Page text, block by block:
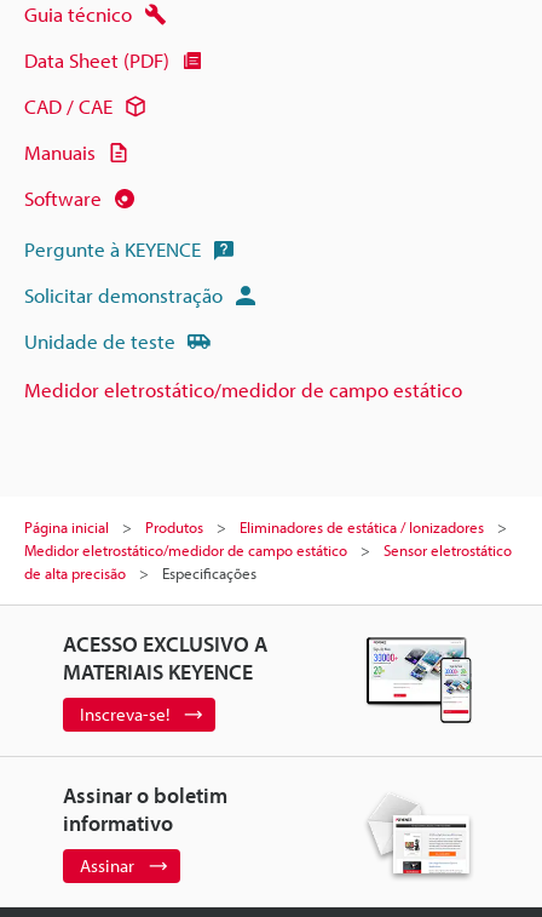
Guia técnico
Data Sheet (PDF)
CAD / CAE
Manuais
Software
Pergunte à KEYENCE
Solicitar demonstração
Unidade de teste
Medidor eletrostático/medidor de campo estático
Página inicial Produtos
Eliminadores de estática / Ionizadores
Medidor eletrostático/medidor de campo estático
Sensor eletrostático
de alta precisão
Especificações
ACESSO EXCLUSIVO A
MATERIAIS KEYENCE
Inscreva-se!
Assinar o boletim
informativo
Assinar